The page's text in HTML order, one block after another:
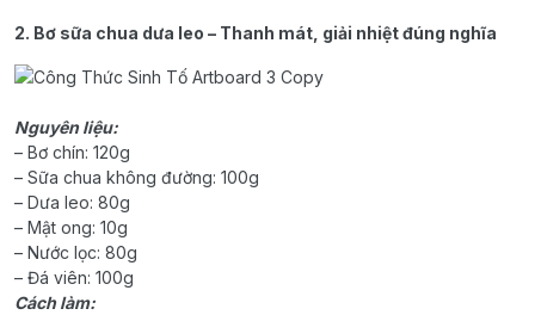
2. Bơ sữa chua dưa leo – Thanh mát, giải nhiệt đúng nghĩa
Nguyên liệu:
– Bơ chín: 120g
– Sữa chua không đường: 100g
– Dưa leo: 80g
– Mật ong: 10g
– Nước lọc: 80g
– Đá viên: 100g
Cách làm: